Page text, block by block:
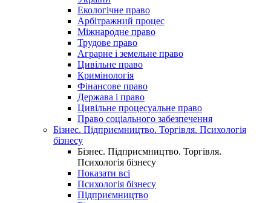
Екологічне право
Арбітражний процес
Міжнародне право
Трудове право
Аграрне і земельне право
Цивільне право
Кримінологія
Фінансове право
Держава і право
Цивільне процесуальне право
Право соціального забезпечення
Бізнес. Підприємництво. Торгівля. Психологія
бізнесу
Бізнес. Підприємництво. Торгівля.
Психологія бізнесу
Показати всі
Психологія бізнесу
Підприємництво